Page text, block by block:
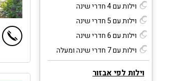
וילות עם 4 חדרי שינה
וילות עם 5 חדרי שינה
וילות עם 6 חדרי שינה
וילות עם 7 חדרי שינה ומעלה
וילות לפי אבזור